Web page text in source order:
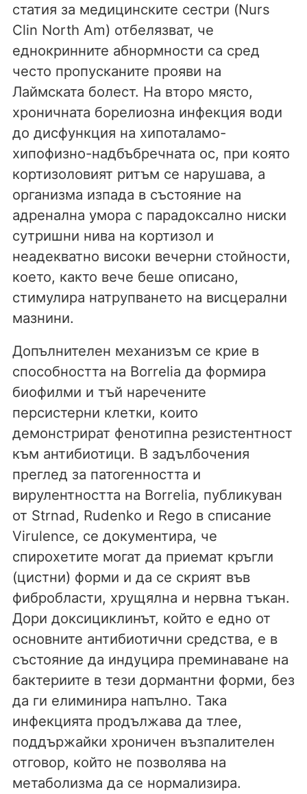
статия за медицинските сестри (Nurs
Clin North Am) отбелязват, че
еднокринните абнормности са сред
често пропусканите прояви на
Лаймската болест. На второ място,
хроничната борелиозна инфекция води
до дисфункция на хипоталамо-
хипофизно-надбъбречната ос, при която
кортизоловият ритъм се нарушава, а
организма изпада в състояние на
адренална умора с парадоксално ниски
сутришни нива на кортизол и
неадекватно високи вечерни стойности,
което, както вече беше описано,
стимулира натрупването на висцерални
мазнини.
Допълнителен механизъм се крие в
способността на Borrelia да формира
биофилми и тъй наречените
персистерни клетки, които
демонстрират фенотипна резистентност
към антибиотици. В задълбочения
преглед за патогенността и
вирулентността на Borrelia, публикуван
от Strnad, Rudenko и Rego в списание
Virulence, се документира, че
спирохетите могат да приемат кръгли
(цистни) форми и да се скрият във
фибробласти, хрущялна и нервна тъкан.
Дори доксициклинът, който е едно от
основните антибиотични средства, е в
състояние да индуцира преминаване на
бактериите в тези дормантни форми, без
да ги елиминира напълно. Така
инфекцията продължава да тлее,
поддържайки хроничен възпалителен
отговор, който не позволява на
метаболизма да се нормализира.